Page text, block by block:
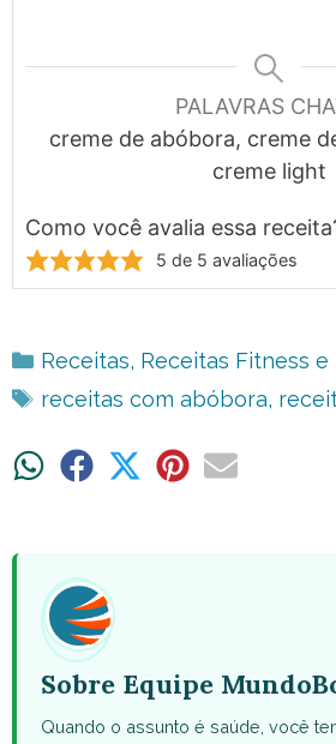
PALAVRAS
creme de abóbora, creme
creme light
Como você avalia essa
5 de 5 avaliações
Categorias
Receitas, Receitas Fitness
Tags
receitas com abóbora,
ShareShare ShareShareShare
Sobre Equipe
Quando o assunto é saúde, você